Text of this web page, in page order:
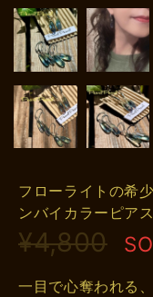
フローライトの希
ンバイカラーピアス
¥4,800
一目で心奪われる